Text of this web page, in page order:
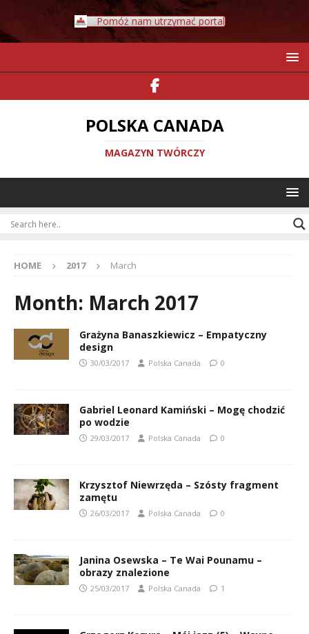
Pomóż nam utrzymać portal
POLSKA CANADA
MAGAZYN TWÓRCZY
HOME 2017 March
Month: March 2017
Grażyna Banaszkiewicz – Empatyczny
design
30/03/2017 Polska Canada 0
Gabriel Leonard Kamiński – Mogę chodzić
po wodzie
29/03/2017 Polska Canada 0
Krzysztof Niewrzęda – Szósty fragment
zamętu
26/03/2017 Polska Canada 0
Janina Osewska – Te Wai Pounamu –
obrazy znalezione
25/03/2017 Polska Canada 1